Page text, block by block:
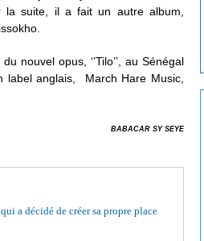
la suite, il a fait un autre album,
nouvel opus, ‘’Tilo’’, au Sénégal
anglais, March Hare Music,
BABACAR SY SEYE
a décidé de créer sa propre place